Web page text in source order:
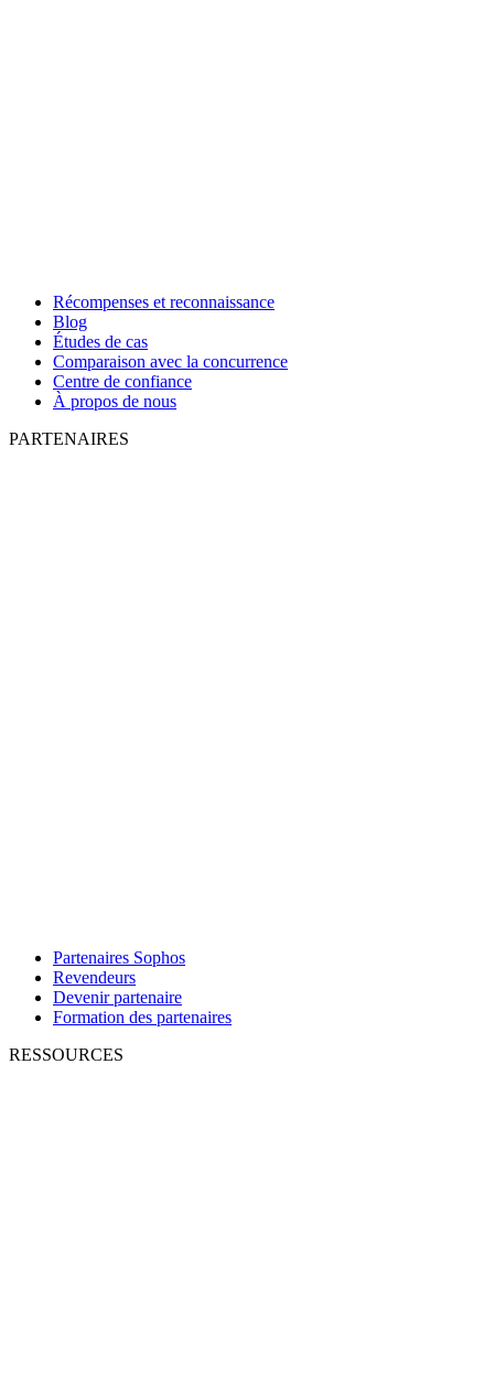
Récompenses et reconnaissance
Blog
Études de cas
Comparaison avec la concurrence
Centre de confiance
À propos de nous
PARTENAIRES
Partenaires Sophos
Revendeurs
Devenir partenaire
Formation des partenaires
RESSOURCES